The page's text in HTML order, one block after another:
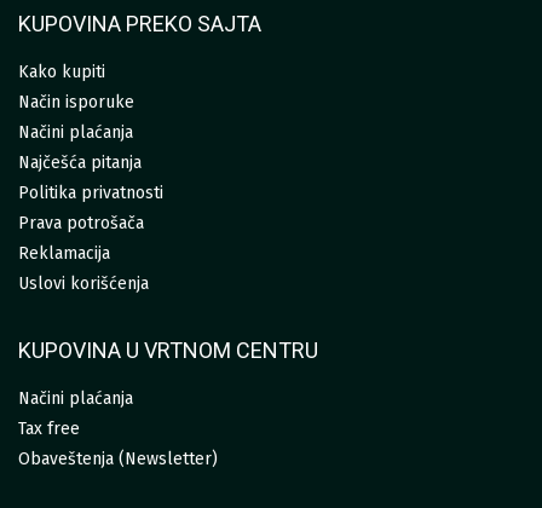
KUPOVINA PREKO SAJTA
Kako kupiti
Način isporuke
Načini plaćanja
Najčešća pitanja
Politika privatnosti
Prava potrošača
Reklamacija
Uslovi korišćenja
KUPOVINA U VRTNOM CENTRU
Načini plaćanja
Tax free
Obaveštenja (Newsletter)